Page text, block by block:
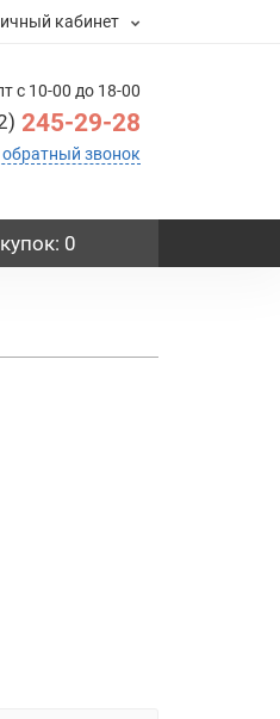
кабинет
с 10-00 до 18-00
245-29-28
звонок
: 0